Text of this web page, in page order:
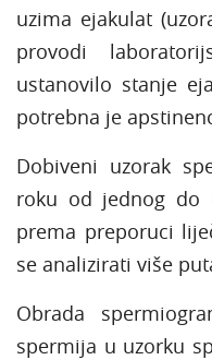
uzima ejakulat
provodi
ustanovilo stanje
potrebna je
Dobiveni uzorak
roku od jednog do
prema preporuci
se analizirati više
Obrada
spermija u uzorku